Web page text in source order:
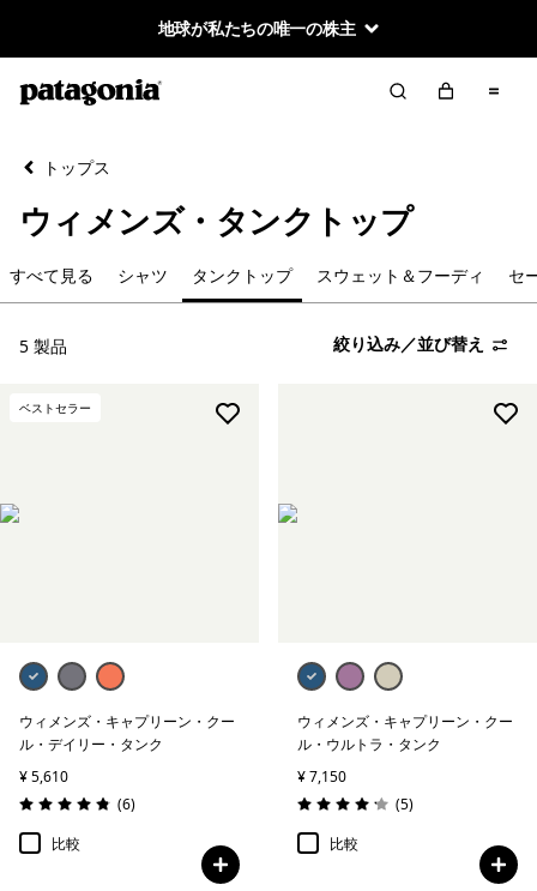
地球が私たちの唯一の株主
絞り込み／並び替え
絞り込み
カテゴリー
すべて見る
シャツ
タンクトップ
スウェット＆フーディ
絞り込み
フィット
トップス
ウィメンズ・タンクトップ
すべて見る シャツ タンクトップ スウェット＆フーディ セ
5 製品 絞り込み／並び替え
ベストセラー
ウィメンズ・キャプリーン・クー
ル・デイリー・タンク
¥ 5,610
評価: 4.8 / 5
(6レビュー
)
比較
ウィメンズ・キャプリーン・クー
ル・ウルトラ・タンク
¥ 7,150
評価: 4.2 / 5
(5レビュー
)
比較